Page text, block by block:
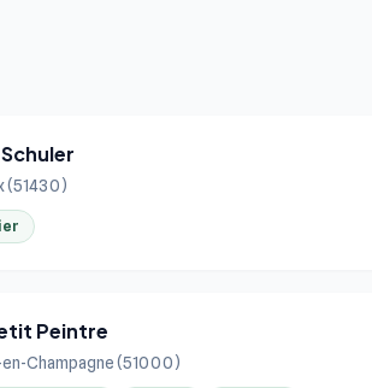
(51430)
Peintre
Champagne (51000)